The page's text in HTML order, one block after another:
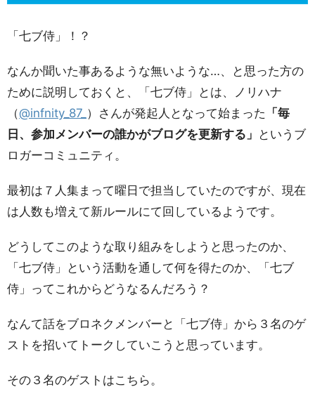
「七ブ侍」！？
なんか聞いた事あるような無いような…、と思った方の
ために説明しておくと、「七ブ侍」とは、ノリハナ
（@infnity_87_ ）さんが発起人となって始まった 「毎
日、参加メンバーの誰かがブログを更新する」 というブ
ロガーコミュニティ。
最初は７人集まって曜日で担当していたのですが、現在
は人数も増えて新ルールにて回しているようです。
どうしてこのような取り組みをしようと思ったのか、
「七ブ侍」という活動を通して何を得たのか、「七ブ
侍」ってこれからどうなるんだろう？
なんて話をブロネクメンバーと「七ブ侍」から３名のゲ
ストを招いてトークしていこうと思っています。
その３名のゲストはこちら。